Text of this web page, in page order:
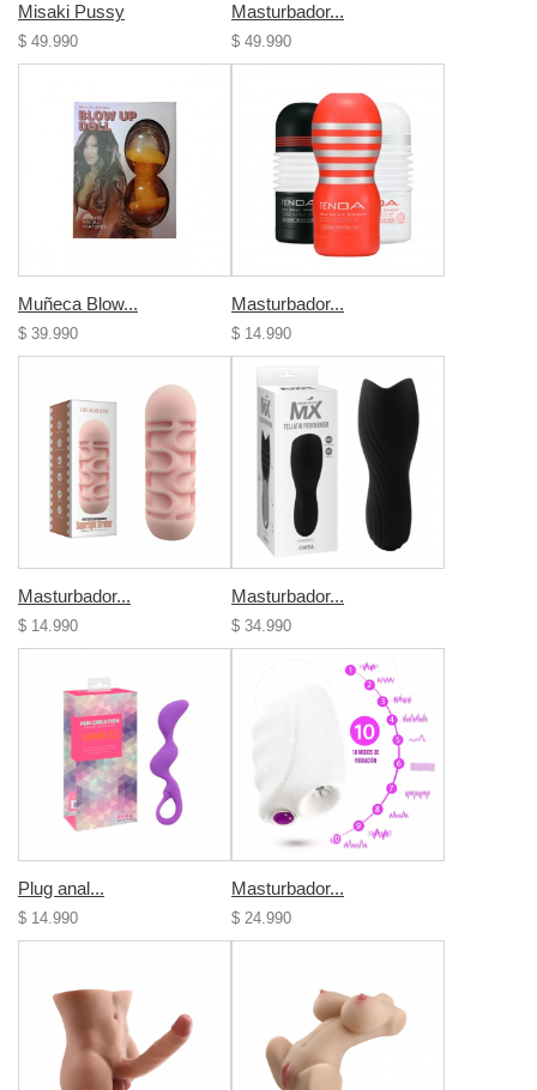
Misaki Pussy
$ 49.990
Masturbador...
$ 49.990
Muñeca Blow...
$ 39.990
Masturbador...
$ 14.990
Masturbador...
$ 14.990
Masturbador...
$ 34.990
Plug anal...
$ 14.990
Masturbador...
$ 24.990